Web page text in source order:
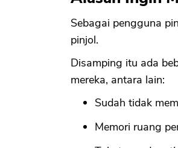
Sebagai pengguna
pinjol.
Disamping itu ada
mereka, antara lain:
Sudah tidak
Memori ruang